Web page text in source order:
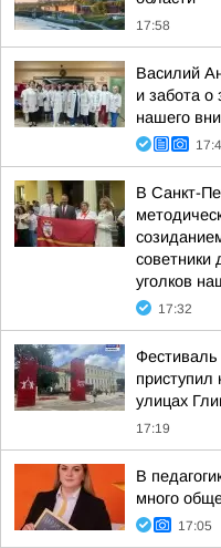
17:58
Василий
и забота о
нашего
В Санкт-
советники
уголков
17:32
Фестиваль
приступил
улицах
17:19
В
много
17:05